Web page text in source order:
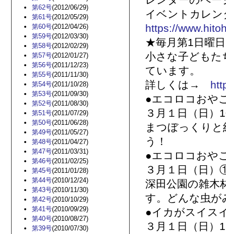
第62号(2012/06/29)
第61号(2012/05/29)
第60号(2012/04/26)
第59号(2012/03/30)
第58号(2012/02/29)
第57号(2012/01/27)
第56号(2011/12/23)
第55号(2011/11/30)
第54号(2011/10/28)
第53号(2011/09/30)
第52号(2011/08/30)
第51号(2011/07/29)
第50号(2011/06/28)
第49号(2011/05/27)
第48号(2011/04/27)
第47号(2011/03/31)
第46号(2011/02/25)
第45号(2011/01/28)
第44号(2010/12/24)
第43号(2010/11/30)
第42号(2010/10/29)
第41号(2010/09/29)
第40号(2010/08/27)
第39号(2010/07/30)
イベントカレ
https://
★毎月第1日曜
小さな子どもた
ています。
詳しくは→
●エコロコおや
３月１日（日
まつぼっくり
う！
●エコロコおや
３月１日（日
深田公園の雑木
す。どんな虫
●イカがスイス
３月１日（日）